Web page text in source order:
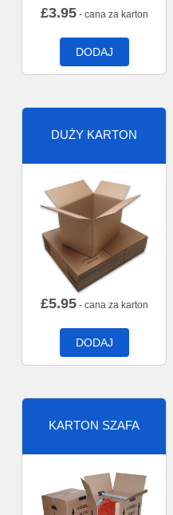
£3.95- cana za karton
DODAJ
DUŻY KARTON
£5.95- cana za karton
DODAJ
KARTON SZAFA